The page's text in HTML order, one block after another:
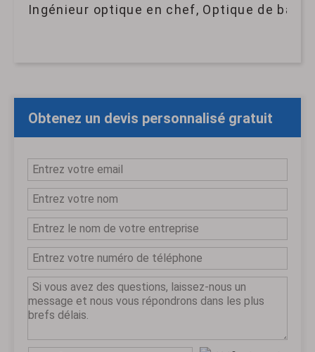
Ingénieur optique en chef, Optique de
Obtenez un devis personnalisé gratuit